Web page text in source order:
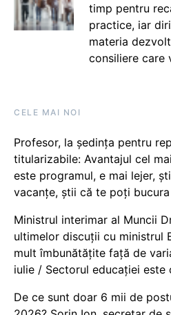
timp pentru
practice, iar
materia
consiliere care
CELE MAI NOI
Profesor, la ședința pentru
titularizabile: Avantajul cel
este programul, e mai lejer,
vacanţe, știi că te poți
Ministrul interimar al Muncii
ultimelor discuții cu ministrul
mult îmbunătățite față de
iulie / Sectorul educației este
De ce sunt doar 6 mii de